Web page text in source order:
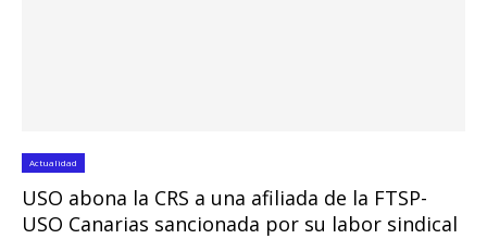
Actualidad
USO abona la CRS a una afiliada de la FTSP-
USO Canarias sancionada por su labor sindical